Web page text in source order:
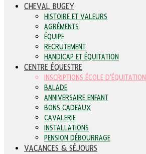
CHEVAL BUGEY
HISTOIRE ET VALEURS
AGRÉMENTS
ÉQUIPE
RECRUTEMENT
HANDICAP ET ÉQUITATION
CENTRE ÉQUESTRE
INSCRIPTIONS ÉCOLE D'ÉQUITATION
BALADE
ANNIVERSAIRE ENFANT
BONS CADEAUX
CAVALERIE
INSTALLATIONS
PENSION DÉBOURRAGE
VACANCES & SÉJOURS